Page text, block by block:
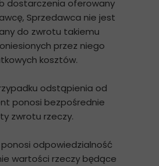
dostarczenia oferowany
Sprzedawca nie jest
do zwrotu takiemu
przez niego
kosztów.
odstąpienia od
ponosi bezpośrednie
zwrotu rzeczy.
odpowiedzialność
wartości rzeczy będące